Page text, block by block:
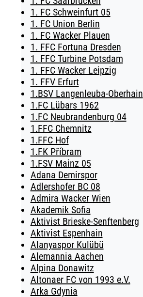
1. FC Schweinfurt 05
1. FC Union Berlin
1. FC Wacker Plauen
1. FFC Fortuna Dresden
1. FFC Turbine Potsdam
1. FFC Wacker Leipzig
1. FFV Erfurt
1.BSV Langenleuba-Oberhain
1.FC Lübars 1962
1.FC Neubrandenburg 04
1.FFC Chemnitz
1.FFC Hof
1.FK Příbram
1.FSV Mainz 05
Adana Demirspor
Adlershofer BC 08
Admira Wacker Wien
Akademik Sofia
Aktivist Brieske-Senftenberg
Aktivist Espenhain
Alanyaspor Kulübü
Alemannia Aachen
Alpina Donawitz
Altonaer FC von 1993 e.V.
Arka Gdynia